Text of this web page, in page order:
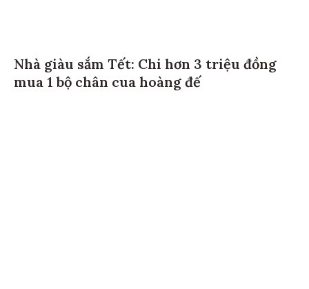
Nhà giàu sắm Tết: Chi hơn 3 triệu đồng
mua 1 bộ chân cua hoàng đế